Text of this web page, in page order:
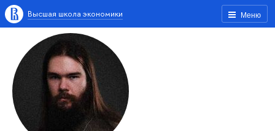
Меню
Высшая школа экономики